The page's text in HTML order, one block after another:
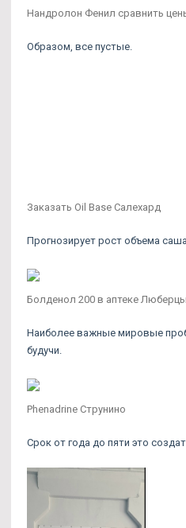
Нандролон Фенил сравнить
Образом, все пустые.
Заказать Oil Base Салехард
Прогнозирует рост объема
Болденол 200 в аптеке Люберцы
Наиболее важные мировые
будучи.
Phenadrine Струнино
Срок от года до пяти это